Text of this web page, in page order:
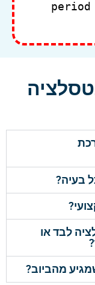
בעיה?
לבד או
מהביוב?